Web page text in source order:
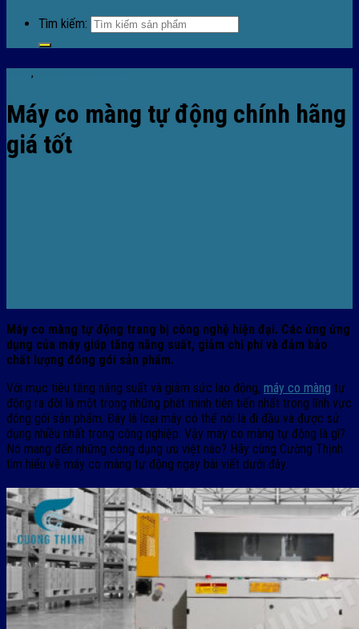
Tìm kiếm:
,
Máy co màng tự động chính hãng
giá tốt
Máy co màng tự động trang bị công nghệ hiện đại. Các ứng ứng
dụng của máy giúp tăng năng suất, giảm chi phí và đảm bảo
chất lượng đóng gói sản phẩm.
Với mục tiêu tăng năng suất và giảm sức lao động, máy co màng tự
động ra đời là một trong những phát minh tiên tiến nhất trong lĩnh vực
đóng gói sản phẩm. Đây là loại máy có thể nói là đi đầu và được sử
dụng nhiều nhất trong công nghiệp. Vậy máy co màng tự động là gì?
Nó mang đến những công dụng ưu việt nào? Hãy cùng Cường Thịnh
tìm hiểu về máy co màng tự động ngay bài viết dưới đây.